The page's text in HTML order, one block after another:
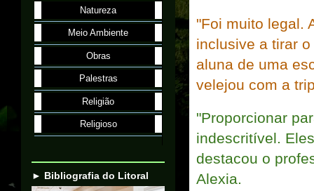
"Foi muito legal.
inclusive a tirar
aluna de uma
velejou com a
"Proporcionar
indescritível.
destacou o
Alexia.
Natureza
Meio Ambiente
Obras
Palestras
Religião
Religioso
► Bibliografia do Litoral